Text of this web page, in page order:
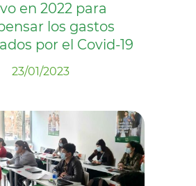
en 2022 para
los gastos
por el Covid-19
23/01/2023